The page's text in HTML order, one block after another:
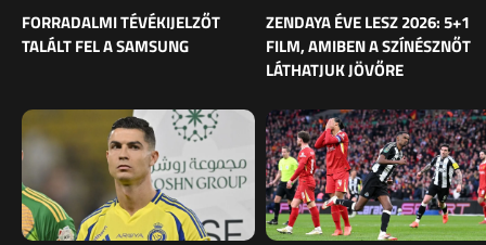
FORRADALMI TÉVÉKIJELZŐT
TALÁLT FEL A SAMSUNG
ZENDAYA ÉVE LESZ 2026: 5+1
FILM, AMIBEN A SZÍNÉSZNŐT
LÁTHATJUK JÖVŐRE